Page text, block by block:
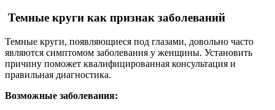
Темные круги как признак заболеваний
Темные круги, появляющиеся под глазами, довольно часто
являются симптомом заболевания у женщины. Установить
причину поможет квалифицированная консультация и
правильная диагностика.
Возможные заболевания: